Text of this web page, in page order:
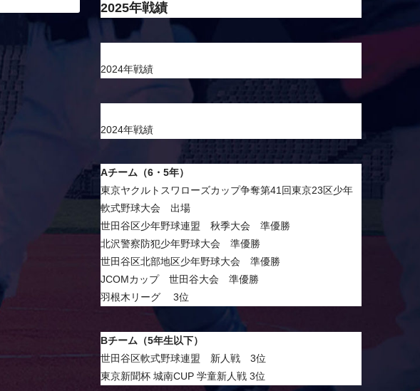
2025年戦績
2024年戦績
2024年戦績
Aチーム（6・5年）
東京ヤクルトスワローズカップ争奪第41回東京23区少年
軟式野球大会 出場
世田谷区少年野球連盟 秋季大会 準優勝
北沢警察防犯少年野球大会 準優勝
世田谷区北部地区少年野球大会 準優勝
JCOMカップ 世田谷大会 準優勝
羽根木リーグ 3位
Bチーム（5年生以下）
世田谷区軟式野球連盟 新人戦 3位
東京新聞杯 城南CUP 学童新人戦 3位